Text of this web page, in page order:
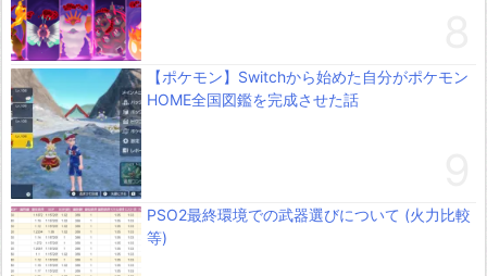
【ポケモン】Switchから始めた自分がポケモン
HOME全国図鑑を完成させた話
PSO2最終環境での武器選びについて (火力比較
等)